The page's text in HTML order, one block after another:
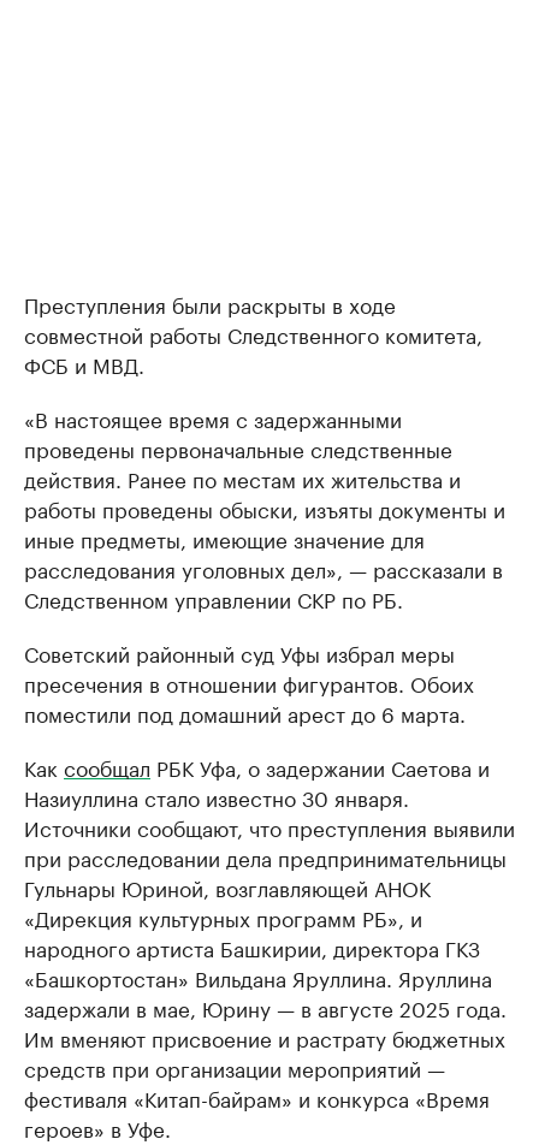
Преступления были раскрыты в ходе
совместной работы Следственного комитета,
ФСБ и МВД.
«В настоящее время с задержанными
проведены первоначальные следственные
действия. Ранее по местам их жительства и
работы проведены обыски, изъяты документы и
иные предметы, имеющие значение для
расследования уголовных дел», — рассказали в
Следственном управлении СКР по РБ.
Советский районный суд Уфы избрал меры
пресечения в отношении фигурантов. Обоих
поместили под домашний арест до 6 марта.
Как сообщал РБК Уфа, о задержании Саетова и
Назиуллина стало известно 30 января.
Источники сообщают, что преступления выявили
при расследовании дела предпринимательницы
Гульнары Юриной, возглавляющей АНОК
«Дирекция культурных программ РБ», и
народного артиста Башкирии, директора ГКЗ
«Башкортостан» Вильдана Яруллина. Яруллина
задержали в мае, Юрину — в августе 2025 года.
Им вменяют присвоение и растрату бюджетных
средств при организации мероприятий —
фестиваля «Китап-байрам» и конкурса «Время
героев» в Уфе.